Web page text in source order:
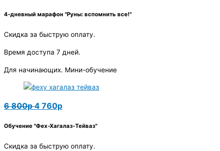
4-дневный марафон "Руны: вспомнить все!"
Скидка за быструю оплату.
Время доступа 7 дней.
Для начинающих. Мини-обучение
6 800р4 760р
Обучение "Фех-Хагалаз-Тейваз"
Скидка за быструю оплату.